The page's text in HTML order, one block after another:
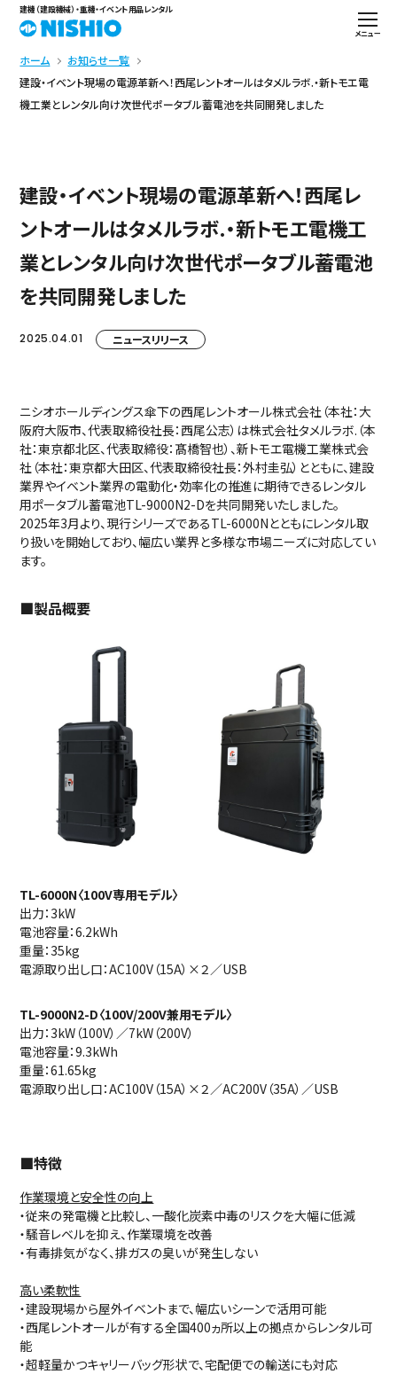
建機（建設機械）・重機・イベント用品レンタル
メニュー
ホーム
お知らせ一覧
建設・イベント現場の電源革新へ！西尾レントオールはタメルラボ.・新トモエ電
機工業とレンタル向け次世代ポータブル蓄電池を共同開発しました
建設・イベント現場の電源革新へ！西尾レ
ントオールはタメルラボ.・新トモエ電機工
業とレンタル向け次世代ポータブル蓄電池
を共同開発しました
2025.04.01 ニュースリリース
ニシオホールディングス傘下の西尾レントオール株式会社（本社：大
阪府大阪市、代表取締役社長：西尾公志）は株式会社タメルラボ.（本
社：東京都北区、代表取締役：髙橋智也）、新トモエ電機工業株式会
社（本社：東京都大田区、代表取締役社長：外村圭弘）とともに、建設
業界やイベント業界の電動化・効率化の推進に期待できるレンタル
用ポータブル蓄電池TL-9000N2-Dを共同開発いたしました。
2025年3月より、現行シリーズであるTL-6000Nとともにレンタル取
り扱いを開始しており、幅広い業界と多様な市場ニーズに対応してい
ます。
■製品概要
TL-6000N〈100V専用モデル〉
出力：3kW
電池容量：6.2kWh
重量：35kg
電源取り出し口：AC100V（15A）×２／USB
TL-9000N2-D〈100V/200V兼用モデル〉
出力：3kW（100V）／7kW（200V）
電池容量：9.3kWh
重量：61.65kg
電源取り出し口：AC100V（15A）×２／AC200V（35A）／USB
■特徴
作業環境と安全性の向上
・従来の発電機と比較し、一酸化炭素中毒のリスクを大幅に低減
・騒音レベルを抑え、作業環境を改善
・有毒排気がなく、排ガスの臭いが発生しない
高い柔軟性
・建設現場から屋外イベントまで、幅広いシーンで活用可能
・西尾レントオールが有する全国400ヵ所以上の拠点からレンタル可
能
・超軽量かつキャリーバッグ形状で、宅配便での輸送にも対応